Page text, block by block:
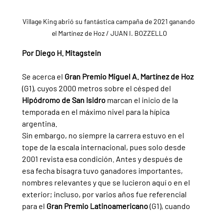
Village King abrió su fantástica campaña de 2021 ganando
el Martínez de Hoz / JUAN I. BOZZELLO
Por Diego H. Mitagstein
Se acerca el Gran Premio Miguel A. Martínez de Hoz
(G1), cuyos 2000 metros sobre el césped del
Hipódromo de San Isidro marcan el inicio de la
temporada en el máximo nivel para la hípica
argentina.
Sin embargo, no siempre la carrera estuvo en el
tope de la escala internacional, pues solo desde
2001 revista esa condición. Antes y después de
esa fecha bisagra tuvo ganadores importantes,
nombres relevantes y que se lucieron aquí o en el
exterior; incluso, por varios años fue referencial
para el Gran Premio Latinoamericano (G1), cuando